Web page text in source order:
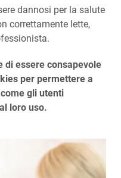
dannosi per la salute
correttamente lette,
di essere consapevole
per permettere a
gli utenti
loro uso.